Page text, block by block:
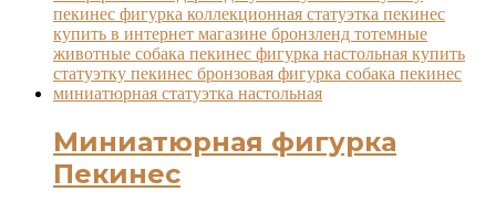
Миниатюрная фигурка
Пекинес